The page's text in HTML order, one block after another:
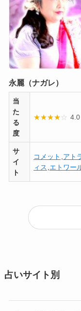
永麗（ナガレ）
当
た
る
度
★★★★☆ 4.0
サ
イ
ト
コメット アト
ィス エトワー
占いサイト別